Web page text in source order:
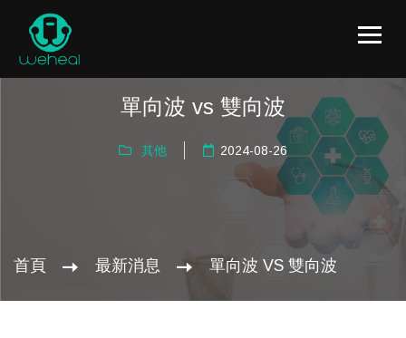
單向波 vs 雙向波
其他 2024-08-26
首頁 最新消息 單向波 VS 雙向波